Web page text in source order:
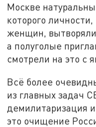
Москве
которого
женщин,
а полуголые
смотрели на это с
Всё более
из главных задач
демилитаризация
это очищение